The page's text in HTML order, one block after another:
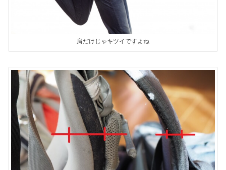
肩だけじゃキツイですよね